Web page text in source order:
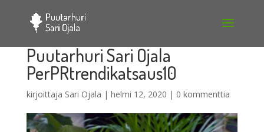
Puutarhuri Sari Ojala
PerPRtrendikatsaus10
kirjoittaja Sari Ojala | helmi 12, 2020 | 0 kommenttia